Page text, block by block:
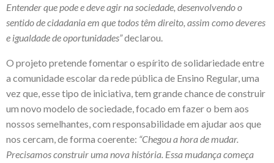
Entender que pode e deve agir na sociedade, desenvolvendo o
sentido de cidadania em que todos têm direito, assim como deveres
e igualdade de oportunidades”declarou.
O projeto pretende fomentar o espírito de solidariedade entre
a comunidade escolar da rede pública de Ensino Regular, uma
vez que, esse tipo de iniciativa, tem grande chance de construir
um novo modelo de sociedade, focado em fazer o bem aos
nossos semelhantes, com responsabilidade em ajudar aos que
nos cercam, de forma coerente: “Chegou a hora de mudar.
Precisamos construir uma nova história. Essa mudança começa